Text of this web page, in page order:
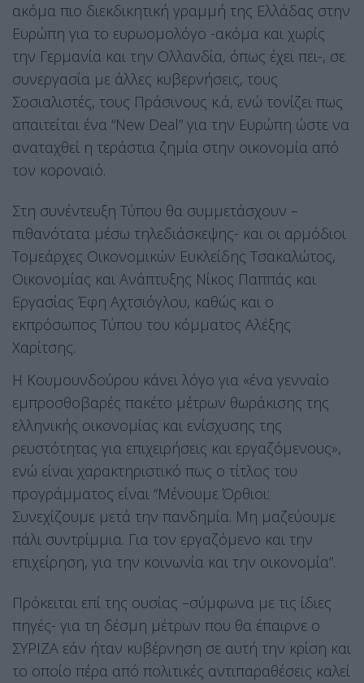
ακόμα πιο διεκδικητική γραμμή της Ελλάδας στην
Ευρώπη για το ευρωομολόγο -ακόμα και χωρίς
την Γερμανία και την Ολλανδία, όπως έχει πει-, σε
συνεργασία με άλλες κυβερνήσεις, τους
Σοσιαλιστές, τους Πράσινους κ.ά, ενώ τονίζει πως
απαιτείται ένα “New Deal” για την Ευρώπη ώστε να
αναταχθεί η τεράστια ζημία στην οικονομία από
τον κοροναϊό.
Στη συνέντευξη Τύπου θα συμμετάσχουν –
πιθανότατα μέσω τηλεδιάσκεψης- και οι αρμόδιοι
Τομεάρχες Οικονομικών Ευκλείδης Τσακαλώτος,
Οικονομίας και Ανάπτυξης Νίκος Παππάς και
Εργασίας Έφη Αχτσιόγλου, καθώς και ο
εκπρόσωπος Τύπου του κόμματος Αλέξης
Χαρίτσης.
Η Κουμουνδούρου κάνει λόγο για «ένα γενναίο
εμπροσθοβαρές πακέτο μέτρων θωράκισης της
ελληνικής οικονομίας και ενίσχυσης της
ρευστότητας για επιχειρήσεις και εργαζόμενους»,
ενώ είναι χαρακτηριστικό πως ο τίτλος του
προγράμματος είναι “Μένουμε Όρθιοι:
Συνεχίζουμε μετά την πανδημία. Μη μαζεύουμε
πάλι συντρίμμια. Για τον εργαζόμενο και την
επιχείρηση, για την κοινωνία και την οικονομία”.
Πρόκειται επί της ουσίας –σύμφωνα με τις ίδιες
πηγές- για τη δέσμη μέτρων που θα έπαιρνε ο
ΣΥΡΙΖΑ εάν ήταν κυβέρνηση σε αυτή την κρίση και
το οποίο πέρα από πολιτικές αντιπαραθέσεις καλεί